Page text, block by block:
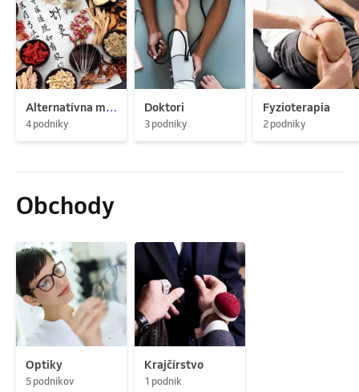
Alternatívna medicína
4 podniky
Doktori
3 podniky
Fyzioterapia
2 podniky
Obchody
Optiky
5 podnikov
Krajčírstvo
1 podnik